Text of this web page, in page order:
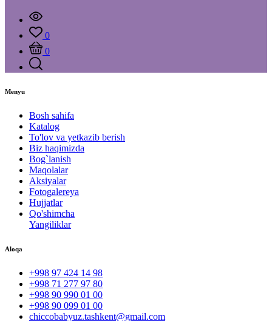
0
0
Menyu
Bosh sahifa
Katalog
To'lov va yetkazib berish
Biz haqimizda
Bog`lanish
Maqolalar
Aksiyalar
Fotogalereya
Hujjatlar
Qo'shimcha
Yangiliklar
Aloqa
+998 97 424 14 98
+998 71 277 97 80
+998 90 990 01 00
+998 90 099 01 00
chiccobabyuz.tashkent@gmail.com